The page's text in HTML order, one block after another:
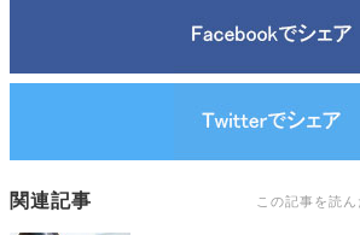
関連記事 この記事を読